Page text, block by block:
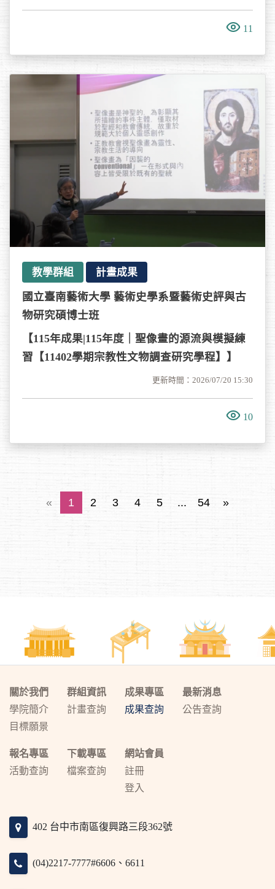
11
教學群組 計畫成果
國立臺南藝術大學 藝術史學系暨藝術史評與古
物研究碩博士班
【115年成果|115年度｜聖像畫的源流與模擬練
習【11402學期宗教性文物調查研究學程】】
更新時間：2026/07/20 15:30
10
« 1 2 3 4 5 ... 54 »
關於我們
學院簡介
目標願景
群組資訊
計畫查詢
成果專區
成果查詢
最新消息
公告查詢
報名專區
活動查詢
下載專區
檔案查詢
網站會員
註冊
登入
402 台中市南區復興路三段362號
(04)2217-7777#6606、6611